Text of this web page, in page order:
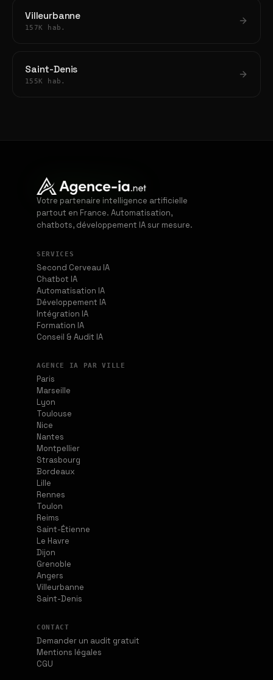
Villeurbanne
157K hab.
Saint-Denis
155K hab.
Votre partenaire intelligence artificielle
partout en France. Automatisation,
chatbots, développement IA sur mesure.
SERVICES
Second Cerveau IA
Chatbot IA
Automatisation IA
Développement IA
Intégration IA
Formation IA
Conseil & Audit IA
AGENCE IA PAR VILLE
Paris
Marseille
Lyon
Toulouse
Nice
Nantes
Montpellier
Strasbourg
Bordeaux
Lille
Rennes
Toulon
Reims
Saint-Étienne
Le Havre
Dijon
Grenoble
Angers
Villeurbanne
Saint-Denis
CONTACT
Demander un audit gratuit
Mentions légales
CGU